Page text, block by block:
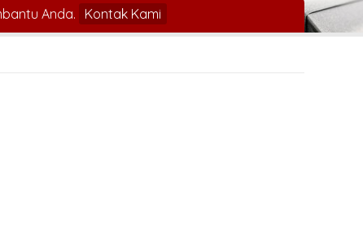
Anda. Kontak Kami